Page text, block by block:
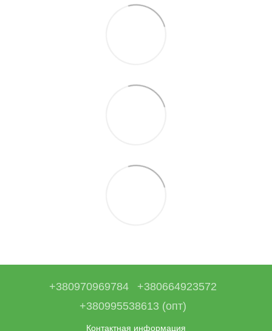
+380970969784
+380664923572
+380995538613 (опт)
Контактная информация